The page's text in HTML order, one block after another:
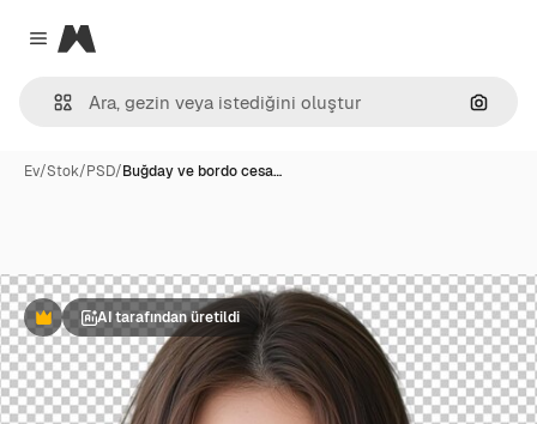
Close menu
Magnific
Ev/Stok/PSD/Buğday ve bordo cesa…
PremiumAI tarafından üretildi